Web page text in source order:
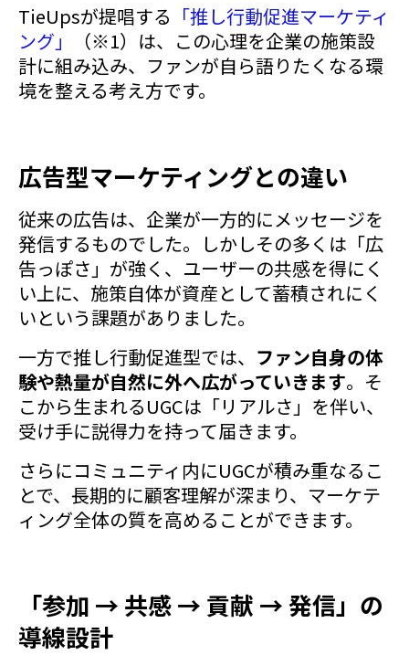
TieUpsが提唱する 「推し行動促進マーケティ
ング」
（※1）は、この心理を企業の施策設
計に組み込み、ファンが自ら語りたくなる環
境を整える考え方です。
広告型マーケティングとの違い
従来の広告は、企業が一方的にメッセージを
発信するものでした。しかしその多くは「広
告っぽさ」が強く、ユーザーの共感を得にく
い上に、施策自体が資産として蓄積されにく
いという課題がありました。
一方で推し行動促進型では、 ファン自身の体
験や熱量が自然に外へ広がっていきます。そ
こから生まれるUGCは「リアルさ」を伴い、
受け手に説得力を持って届きます。
さらにコミュニティ内にUGCが積み重なるこ
とで、長期的に顧客理解が深まり、マーケテ
ィング全体の質を高めることができます。
「参加 → 共感 → 貢献 → 発信」の
導線設計